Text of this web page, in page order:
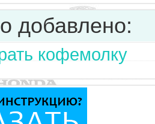
добавлено:
кофемолку